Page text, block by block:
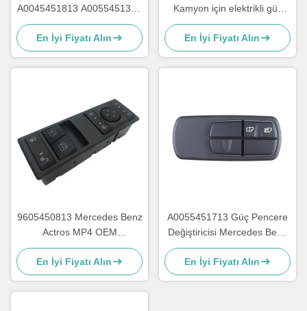
A0045451813 A0055451313
A0045401805 için kamyon
penceresi anahtarı
En İyi Fiyatı Alın
Kamyon için elektrikli güç
penceresi anahtarı OEM
A9605451013
En İyi Fiyatı Alın
9605450813 Mercedes Benz
Actros MP4 OEM
A9605450813 için elektrikli
güç anahtarı
En İyi Fiyatı Alın
A0055451713 Güç Pencere
Değiştiricisi Mercedes Benz
Kamyon OEM A0035450113
A0025450113
En İyi Fiyatı Alın